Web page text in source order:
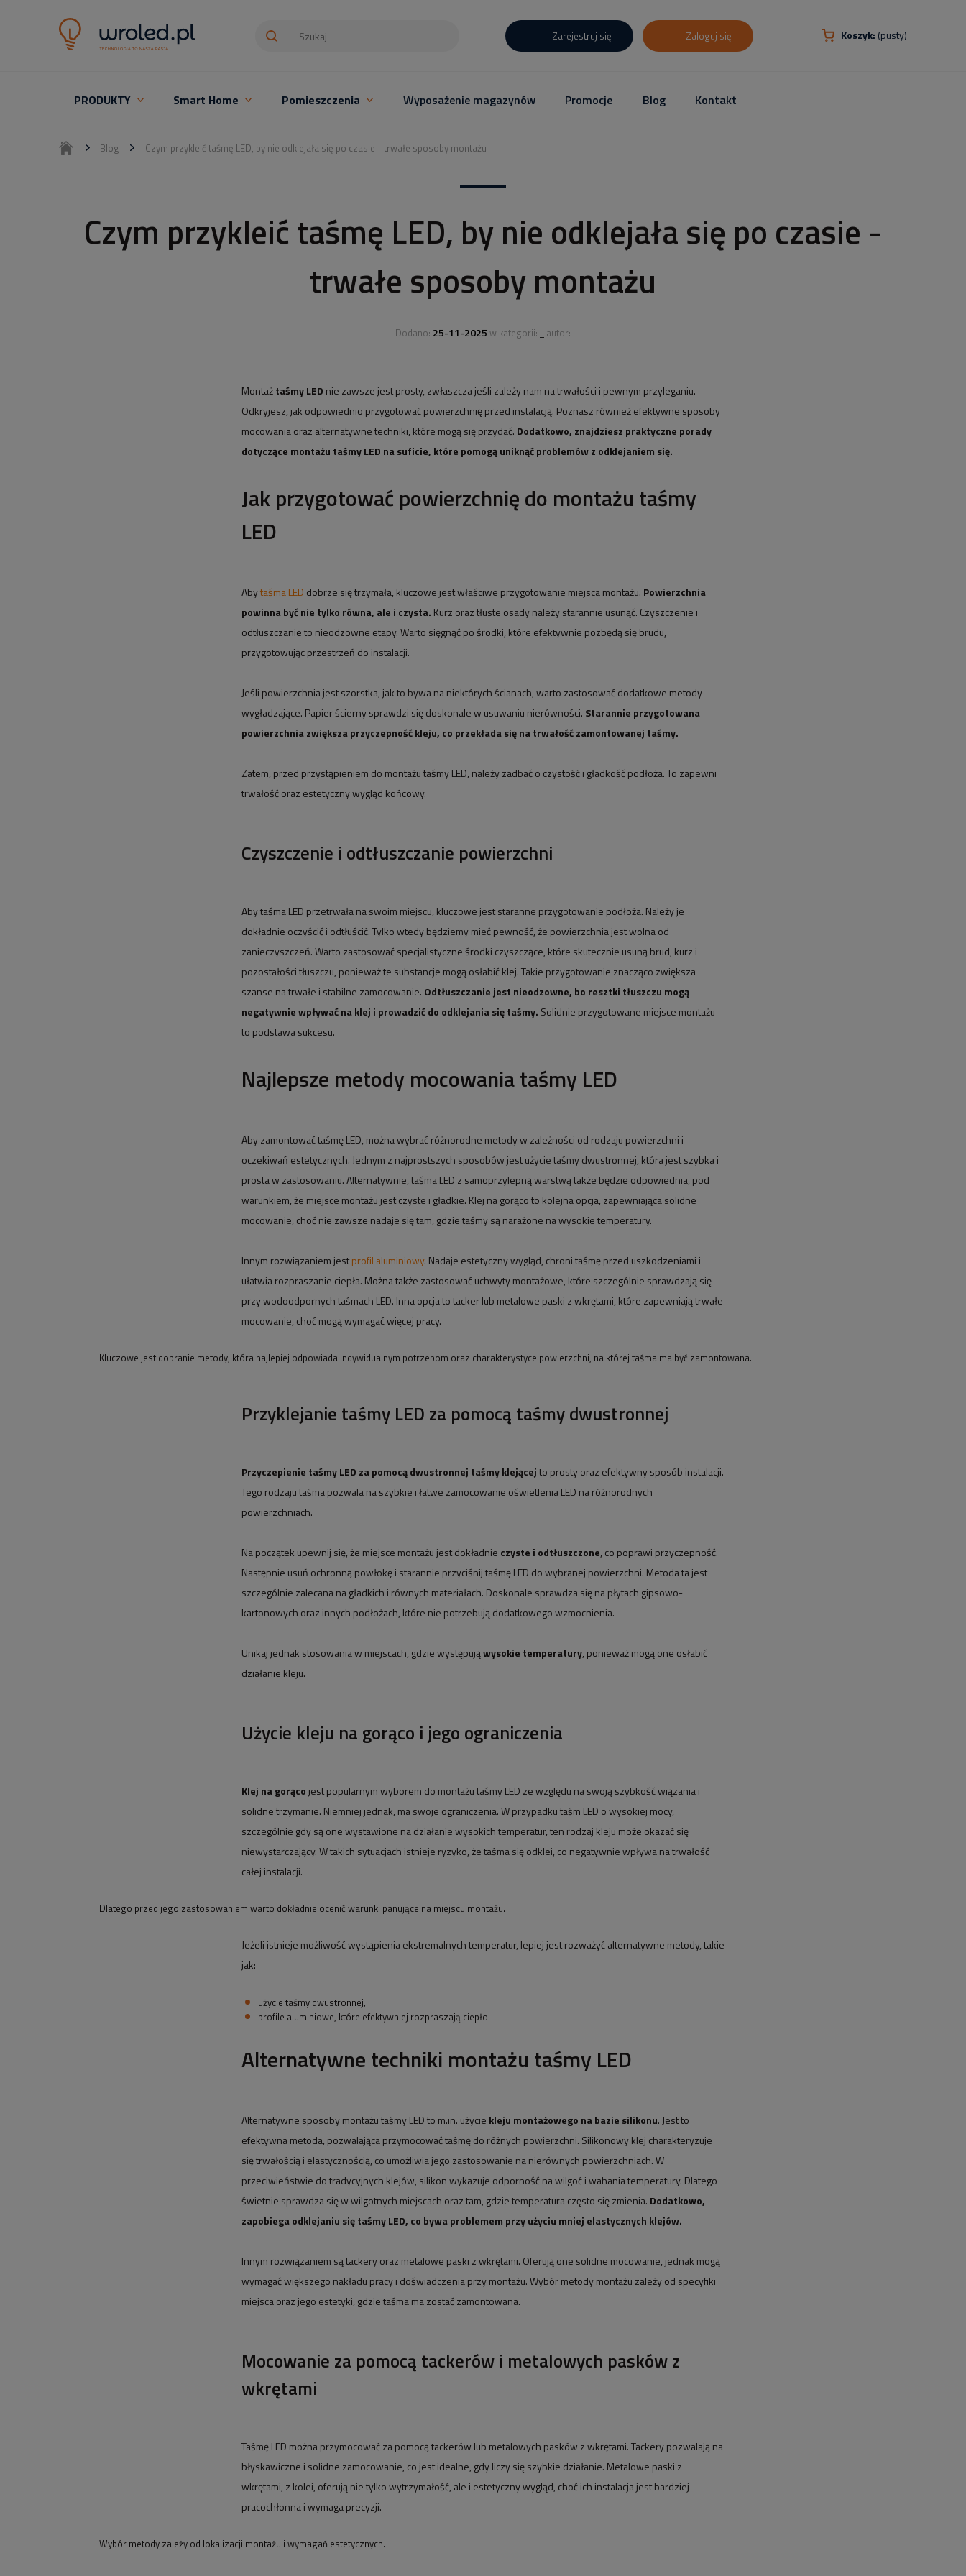
Koszyk: (pusty)
Zarejestruj się Zaloguj się
PRODUKTY Smart Home Pomieszczenia Wyposażenie magazynów Promocje Blog Kontakt
Blog Czym przykleić taśmę LED, by nie odklejała się po czasie - trwałe sposoby montażu
Czym przykleić taśmę LED, by nie odklejała się po czasie -
trwałe sposoby montażu
Dodano: 25-11-2025 w kategorii: - autor:
Montażtaśmy LED nie zawsze jest prosty, zwłaszcza jeśli zależy nam na trwałości i pewnym przyleganiu.
Odkryjesz, jak odpowiednio przygotować powierzchnię przed instalacją. Poznasz również efektywne sposoby
mocowania oraz alternatywne techniki, które mogą się przydać. Dodatkowo, znajdziesz praktyczne porady
dotyczące montażu taśmy LED na suficie, które pomogą uniknąć problemów z odklejaniem się.
Jak przygotować powierzchnię do montażu taśmy
LED
Abytaśma LED dobrze się trzymała, kluczowe jest właściwe przygotowanie miejsca montażu. Powierzchnia
powinna być nie tylko równa, ale i czysta. Kurz oraz tłuste osady należy starannie usunąć. Czyszczenie i
odtłuszczanie to nieodzowne etapy. Warto sięgnąć po środki, które efektywnie pozbędą się brudu,
przygotowując przestrzeń do instalacji.
Jeśli powierzchnia jest szorstka, jak to bywa na niektórych ścianach, warto zastosować dodatkowe metody
wygładzające. Papier ścierny sprawdzi się doskonale w usuwaniu nierówności. Starannie przygotowana
powierzchnia zwiększa przyczepność kleju, co przekłada się na trwałość zamontowanej taśmy.
Zatem, przed przystąpieniem do montażu taśmy LED, należy zadbać o czystość i gładkość podłoża. To zapewni
trwałość oraz estetyczny wygląd końcowy.
Czyszczenie i odtłuszczanie powierzchni
Aby taśma LED przetrwała na swoim miejscu, kluczowe jest staranne przygotowanie podłoża. Należy je
dokładnie oczyścić i odtłuścić. Tylko wtedy będziemy mieć pewność, że powierzchnia jest wolna od
zanieczyszczeń. Warto zastosować specjalistyczne środki czyszczące, które skutecznie usuną brud, kurz i
pozostałości tłuszczu, ponieważ te substancje mogą osłabić klej. Takie przygotowanie znacząco zwiększa
szanse na trwałe i stabilne zamocowanie. Odtłuszczanie jest nieodzowne, bo resztki tłuszczu mogą
negatywnie wpływać na klej i prowadzić do odklejania się taśmy. Solidnie przygotowane miejsce montażu
to podstawa sukcesu.
Najlepsze metody mocowania taśmy LED
Aby zamontować taśmę LED, można wybrać różnorodne metody w zależności od rodzaju powierzchni i
oczekiwań estetycznych. Jednym z najprostszych sposobów jest użycie taśmy dwustronnej, która jest szybka i
prosta w zastosowaniu. Alternatywnie, taśma LED z samoprzylepną warstwą także będzie odpowiednia, pod
warunkiem, że miejsce montażu jest czyste i gładkie. Klej na gorąco to kolejna opcja, zapewniająca solidne
mocowanie, choć nie zawsze nadaje się tam, gdzie taśmy są narażone na wysokie temperatury.
Innym rozwiązaniem jestprofil aluminiowy. Nadaje estetyczny wygląd, chroni taśmę przed uszkodzeniami i
ułatwia rozpraszanie ciepła. Można także zastosować uchwyty montażowe, które szczególnie sprawdzają się
przy wodoodpornych taśmach LED. Inna opcja to tacker lub metalowe paski z wkrętami, które zapewniają trwałe
mocowanie, choć mogą wymagać więcej pracy.
Kluczowe jest dobranie metody, która najlepiej odpowiada indywidualnym potrzebom oraz charakterystyce powierzchni, na której taśma ma być zamontowana.
Przyklejanie taśmy LED za pomocą taśmy dwustronnej
Przyczepienie taśmy LED za pomocą dwustronnej taśmy klejącejto prosty oraz efektywny sposób instalacji.
Tego rodzaju taśma pozwala na szybkie i łatwe zamocowanie oświetlenia LED na różnorodnych
powierzchniach.
Na początek upewnij się, że miejsce montażu jest dokładnie czyste i odtłuszczone, co poprawi przyczepność.
Następnie usuń ochronną powłokę i starannie przyciśnij taśmę LED do wybranej powierzchni. Metoda ta jest
szczególnie zalecana na gładkich i równych materiałach. Doskonale sprawdza się na płytach gipsowo-
kartonowych oraz innych podłożach, które nie potrzebują dodatkowego wzmocnienia.
Unikaj jednak stosowania w miejscach, gdzie występująwysokie temperatury, ponieważ mogą one osłabić
działanie kleju.
Użycie kleju na gorąco i jego ograniczenia
Klej na gorąco jest popularnym wyborem do montażu taśmy LED ze względu na swoją szybkość wiązania i
solidne trzymanie. Niemniej jednak, ma swoje ograniczenia. W przypadku taśm LED o wysokiej mocy,
szczególnie gdy są one wystawione na działanie wysokich temperatur, ten rodzaj kleju może okazać się
niewystarczający. W takich sytuacjach istnieje ryzyko, że taśma się odklei, co negatywnie wpływa na trwałość
całej instalacji.
Dlatego przed jego zastosowaniem warto dokładnie ocenić warunki panujące na miejscu montażu.
Jeżeli istnieje możliwość wystąpienia ekstremalnych temperatur, lepiej jest rozważyć alternatywne metody, takie
jak:
użycie taśmy dwustronnej,
profile aluminiowe, które efektywniej rozpraszają ciepło.
Alternatywne techniki montażu taśmy LED
Alternatywne sposoby montażu taśmy LED to m.in. użycie kleju montażowego na bazie silikonu. Jest to
efektywna metoda, pozwalająca przymocować taśmę do różnych powierzchni. Silikonowy klej charakteryzuje
się trwałością i elastycznością, co umożliwia jego zastosowanie na nierównych powierzchniach. W
przeciwieństwie do tradycyjnych klejów, silikon wykazuje odporność na wilgoć i wahania temperatury. Dlatego
świetnie sprawdza się w wilgotnych miejscach oraz tam, gdzie temperatura często się zmienia. Dodatkowo,
zapobiega odklejaniu się taśmy LED, co bywa problemem przy użyciu mniej elastycznych klejów.
Innym rozwiązaniem są tackery oraz metalowe paski z wkrętami. Oferują one solidne mocowanie, jednak mogą
wymagać większego nakładu pracy i doświadczenia przy montażu. Wybór metody montażu zależy od specyfiki
miejsca oraz jego estetyki, gdzie taśma ma zostać zamontowana.
Mocowanie za pomocą tackerów i metalowych pasków z
wkrętami
Taśmę LED można przymocować za pomocą tackerów lub metalowych pasków z wkrętami. Tackery pozwalają na
błyskawiczne i solidne zamocowanie, co jest idealne, gdy liczy się szybkie działanie. Metalowe paski z
wkrętami, z kolei, oferują nie tylko wytrzymałość, ale i estetyczny wygląd, choć ich instalacja jest bardziej
pracochłonna i wymaga precyzji.
Wybór metody zależy od lokalizacji montażu i wymagań estetycznych.